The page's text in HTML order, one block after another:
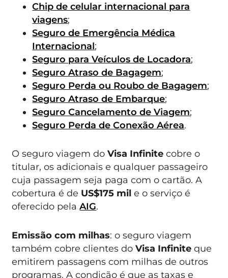
Chip de celular internacional para
viagens;
Seguro de Emergência Médica
Internacional;
Seguro para Veículos de Locadora;
Seguro Atraso de Bagagem;
Seguro Perda ou Roubo de Bagagem;
Seguro Atraso de Embarque;
Seguro Cancelamento de Viagem;
Seguro Perda de Conexão Aérea.
O seguro viagem doVisa Infinite cobre o
titular, os adicionais e qualquer passageiro
cuja passagem seja paga com o cartão. A
cobertura é de US$175 mil e o serviço é
oferecido pelaAIG.
Emissão com milhas: o seguro viagem
também cobre clientes doVisa Infinite que
emitirem passagens com milhas de outros
programas. A condição é que as taxas e